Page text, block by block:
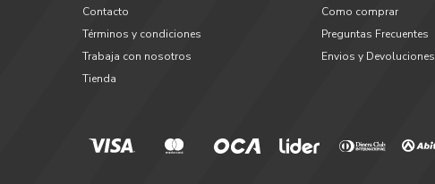
Contacto
Términos y condiciones
Trabaja con nosotros
Tienda
Como comprar
Preguntas Frecuentes
Envios y Devoluciones